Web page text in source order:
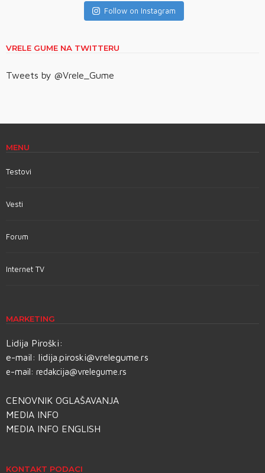
Follow on Instagram
VRELE GUME NA TWITTERU
Tweets by @Vrele_Gume
MENU
Testovi
Vesti
Forum
Internet TV
MARKETING
Lidija Piroški:
e-mail: lidija.piroski@vrelegume.rs
e-mail: redakcija@vrelegume.rs
CENOVNIK OGLAŠAVANJA
MEDIA INFO
MEDIA INFO ENGLISH
KONTAKT PODACI